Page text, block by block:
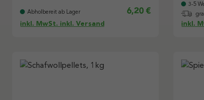
Abholbereit ab Lager 6,20 €
inkl. MwSt. inkl. Versand
3-5
inkl.